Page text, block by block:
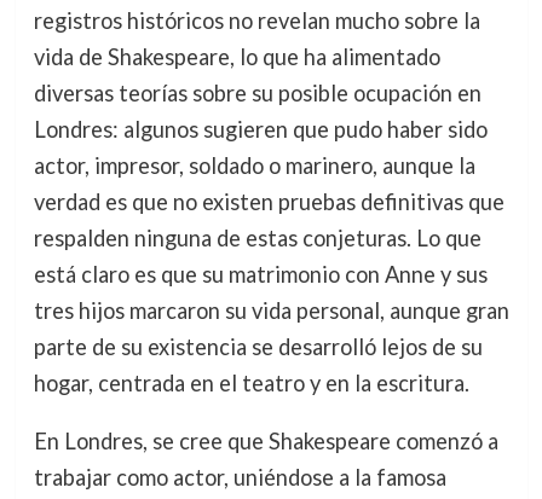
registros históricos no revelan mucho sobre la
vida de Shakespeare, lo que ha alimentado
diversas teorías sobre su posible ocupación en
Londres: algunos sugieren que pudo haber sido
actor, impresor, soldado o marinero, aunque la
verdad es que no existen pruebas definitivas que
respalden ninguna de estas conjeturas. Lo que
está claro es que su matrimonio con Anne y sus
tres hijos marcaron su vida personal, aunque gran
parte de su existencia se desarrolló lejos de su
hogar, centrada en el teatro y en la escritura.
En Londres, se cree que Shakespeare comenzó a
trabajar como actor, uniéndose a la famosa